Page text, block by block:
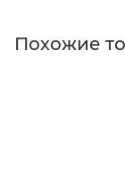
Похожие